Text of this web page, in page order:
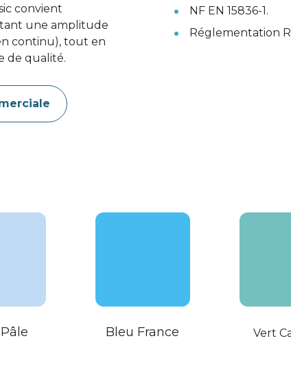
convient
une amplitude
continu), tout en
de qualité.
NF EN 15836-1.
Réglementation
Bleu France Vert